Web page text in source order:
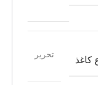
کاغذ
تحریر